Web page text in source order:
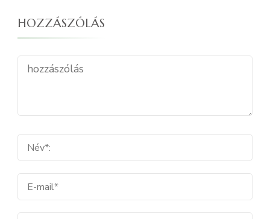
HOZZÁSZÓLÁS